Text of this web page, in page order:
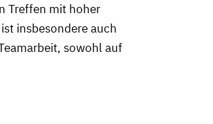
Treffen mit hoher
insbesondere auch
sowohl auf